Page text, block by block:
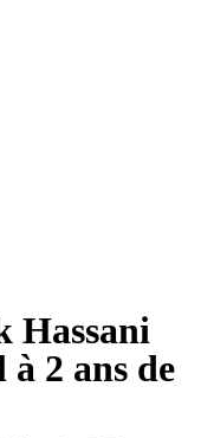
Hassani
à 2 ans de